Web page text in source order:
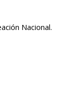
Nacional.